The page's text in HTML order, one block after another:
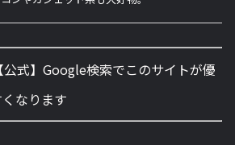
【公式】Google検索でこのサイトが優
なります